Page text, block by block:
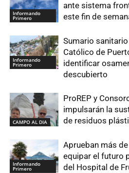
Informando
Primero
ante sistema
este fin de
Informando
Primero
Sumario
Católico de
identificar
descubierto
CAMPO AL DIA
ProREP y
impulsarán la
de residuos
Informando
Primero
Aprueban más
equipar el futuro
del Hospital de